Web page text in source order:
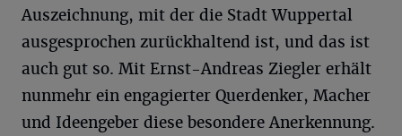
Auszeichnung, mit der die Stadt Wuppertal
ausgesprochen zurückhaltend ist, und das ist
auch gut so. Mit Ernst-Andreas Ziegler erhält
nunmehr ein engagierter Querdenker, Macher
und Ideengeber diese besondere Anerkennung.